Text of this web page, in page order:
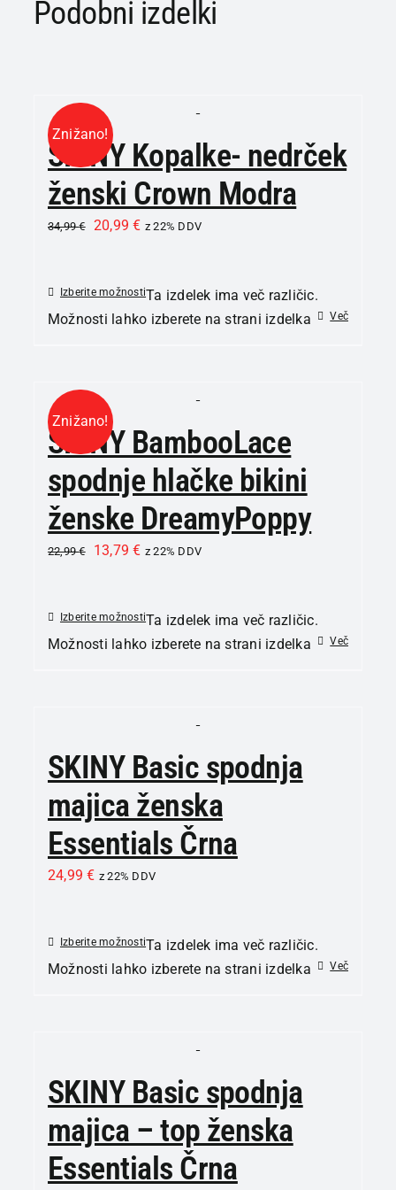
Podobni izdelki
Znižano!
SKINY Kopalke- nedrček
ženski Crown Modra
34,99€ 20,99€ z 22% DDV
Izberite možnostiTa izdelek ima več različic.
Možnosti lahko izberete na strani izdelka
Več
Znižano!
SKINY BambooLace
spodnje hlačke bikini
ženske DreamyPoppy
22,99€ 13,79€ z 22% DDV
Izberite možnostiTa izdelek ima več različic.
Možnosti lahko izberete na strani izdelka
Več
SKINY Basic spodnja
majica ženska
Essentials Črna
24,99€ z 22% DDV
Izberite možnostiTa izdelek ima več različic.
Možnosti lahko izberete na strani izdelka
Več
SKINY Basic spodnja
majica – top ženska
Essentials Črna